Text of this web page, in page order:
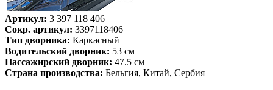
Артикул: 3 397 118 406
Сокр. артикул: 3397118406
Тип дворника: Каркасный
Водительский дворник: 53 см
Пассажирский дворник: 47.5 см
Страна производства: Бельгия, Китай, Сербия